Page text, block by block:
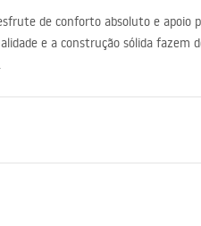
de conforto absoluto e apoio
e a construção sólida fazem